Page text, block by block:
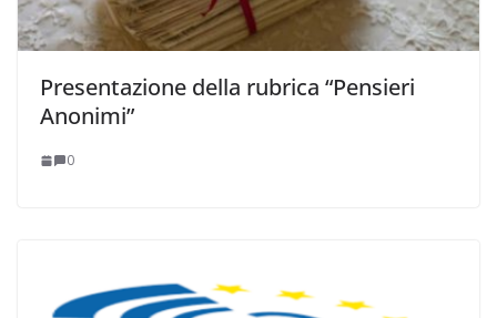
Presentazione della rubrica “Pensieri
Anonimi”
0